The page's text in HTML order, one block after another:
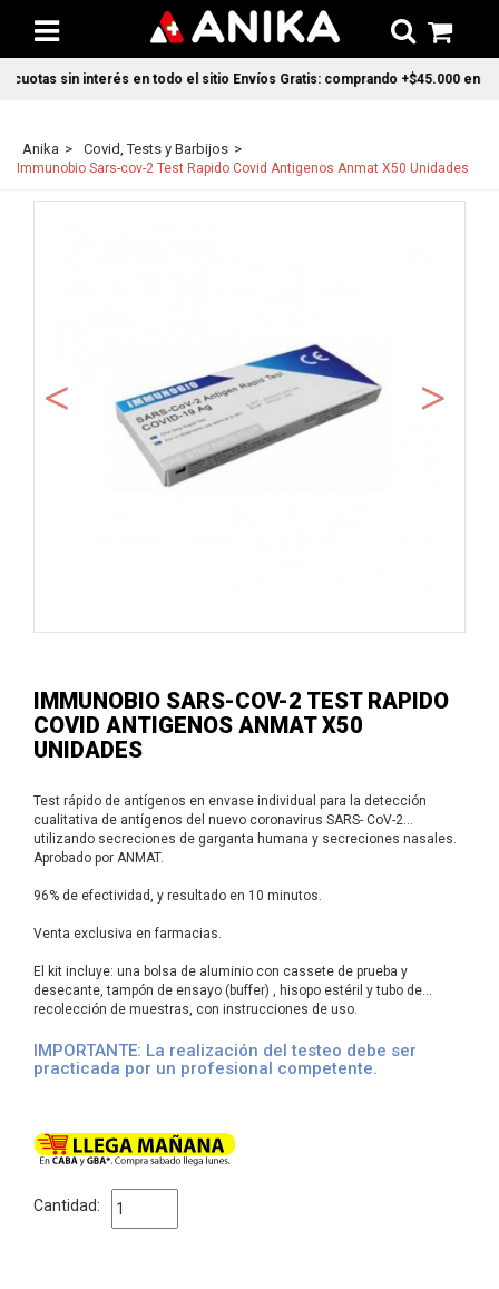
sin interés en todo el sitio Envíos Gratis: comprando +$45.000 en
Anika Covid, Tests y Barbijos
Immunobio Sars-cov-2 Test Rapido Covid Antigenos Anmat X50 Unidades
IMMUNOBIO SARS-COV-2 TEST RAPIDO
COVID ANTIGENOS ANMAT X50
UNIDADES
Test rápido de antígenos en envase individual para la detección
cualitativa de antígenos del nuevo coronavirus SARS- CoV-2
utilizando secreciones de garganta humana y secreciones nasales.
Aprobado por ANMAT.
96% de efectividad, y resultado en 10 minutos.
Venta exclusiva en farmacias.
El kit incluye: una bolsa de aluminio con cassete de prueba y
desecante, tampón de ensayo (buffer) , hisopo estéril y tubo de
recolección de muestras, con instrucciones de uso.
IMPORTANTE: La realización del testeo debe ser
practicada por un profesional competente.
Cantidad: